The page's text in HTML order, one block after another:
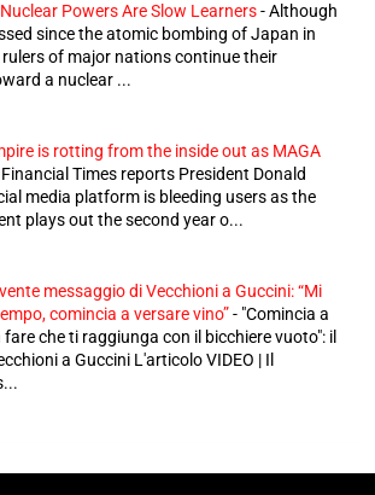
Powers Are Slow Learners-Although
since the atomic bombing of Japan in
of major nations continue their
a nuclear ...
is rotting from the inside out as MAGA
Times reports President Donald
media platform is bleeding users as the
plays out the second year o...
messaggio di Vecchioni a Guccini: “Mi
comincia a versare vino”- "Comincia a
che ti raggiunga con il bicchiere vuoto": il
a Guccini L'articolo VIDEO | Il